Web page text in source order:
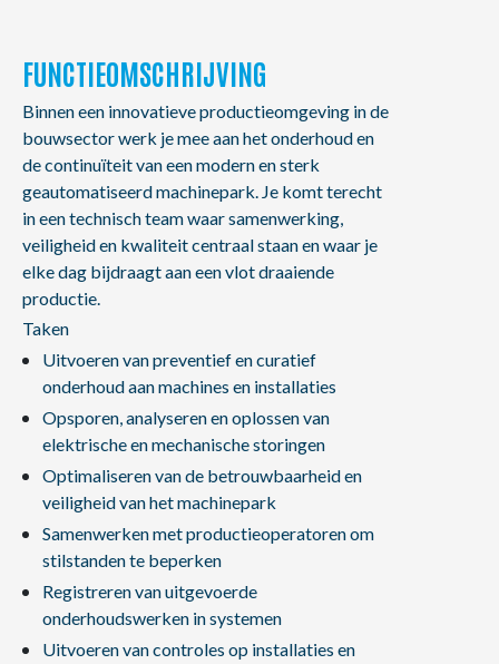
FUNCTIEOMSCHRIJVING
Binnen een innovatieve productieomgeving in de
bouwsector werk je mee aan het onderhoud en
de continuïteit van een modern en sterk
geautomatiseerd machinepark. Je komt terecht
in een technisch team waar samenwerking,
veiligheid en kwaliteit centraal staan en waar je
elke dag bijdraagt aan een vlot draaiende
productie.
Taken
Uitvoeren van preventief en curatief
onderhoud aan machines en installaties
Opsporen, analyseren en oplossen van
elektrische en mechanische storingen
Optimaliseren van de betrouwbaarheid en
veiligheid van het machinepark
Samenwerken met productieoperatoren om
stilstanden te beperken
Registreren van uitgevoerde
onderhoudswerken in systemen
Uitvoeren van controles op installaties en